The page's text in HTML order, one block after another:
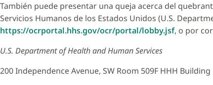
También puede presentar una queja acerca del
Servicios Humanos de los Estados Unidos (U.S.
https://ocrportal.hhs.gov/ocr/portal/lobby.jsf, o por
U.S. Department of Health and Human Services
200 Independence Avenue, SW Room 509F HHH Building